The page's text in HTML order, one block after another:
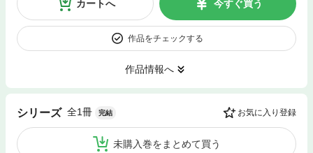
カートへ 今すぐ買う
作品をチェックする
作品情報へ
シリーズ 全1冊 完結 お気に入り登録
未購入巻をまとめて買う